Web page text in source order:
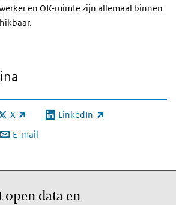
en OK-ruimte zijn allemaal binnen
X link) LinkedIn
(externe link)
E-mail
data en